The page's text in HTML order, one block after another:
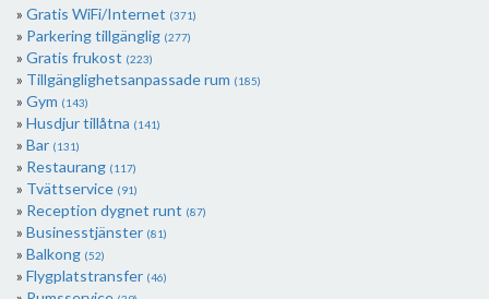
Gratis WiFi/Internet (371)
Parkering tillgänglig (277)
Gratis frukost (223)
Tillgänglighetsanpassade rum (185)
Gym (143)
Husdjur tillåtna (141)
Bar (131)
Restaurang (117)
Tvättservice (91)
Reception dygnet runt (87)
Businesstjänster (81)
Balkong (52)
Flygplatstransfer (46)